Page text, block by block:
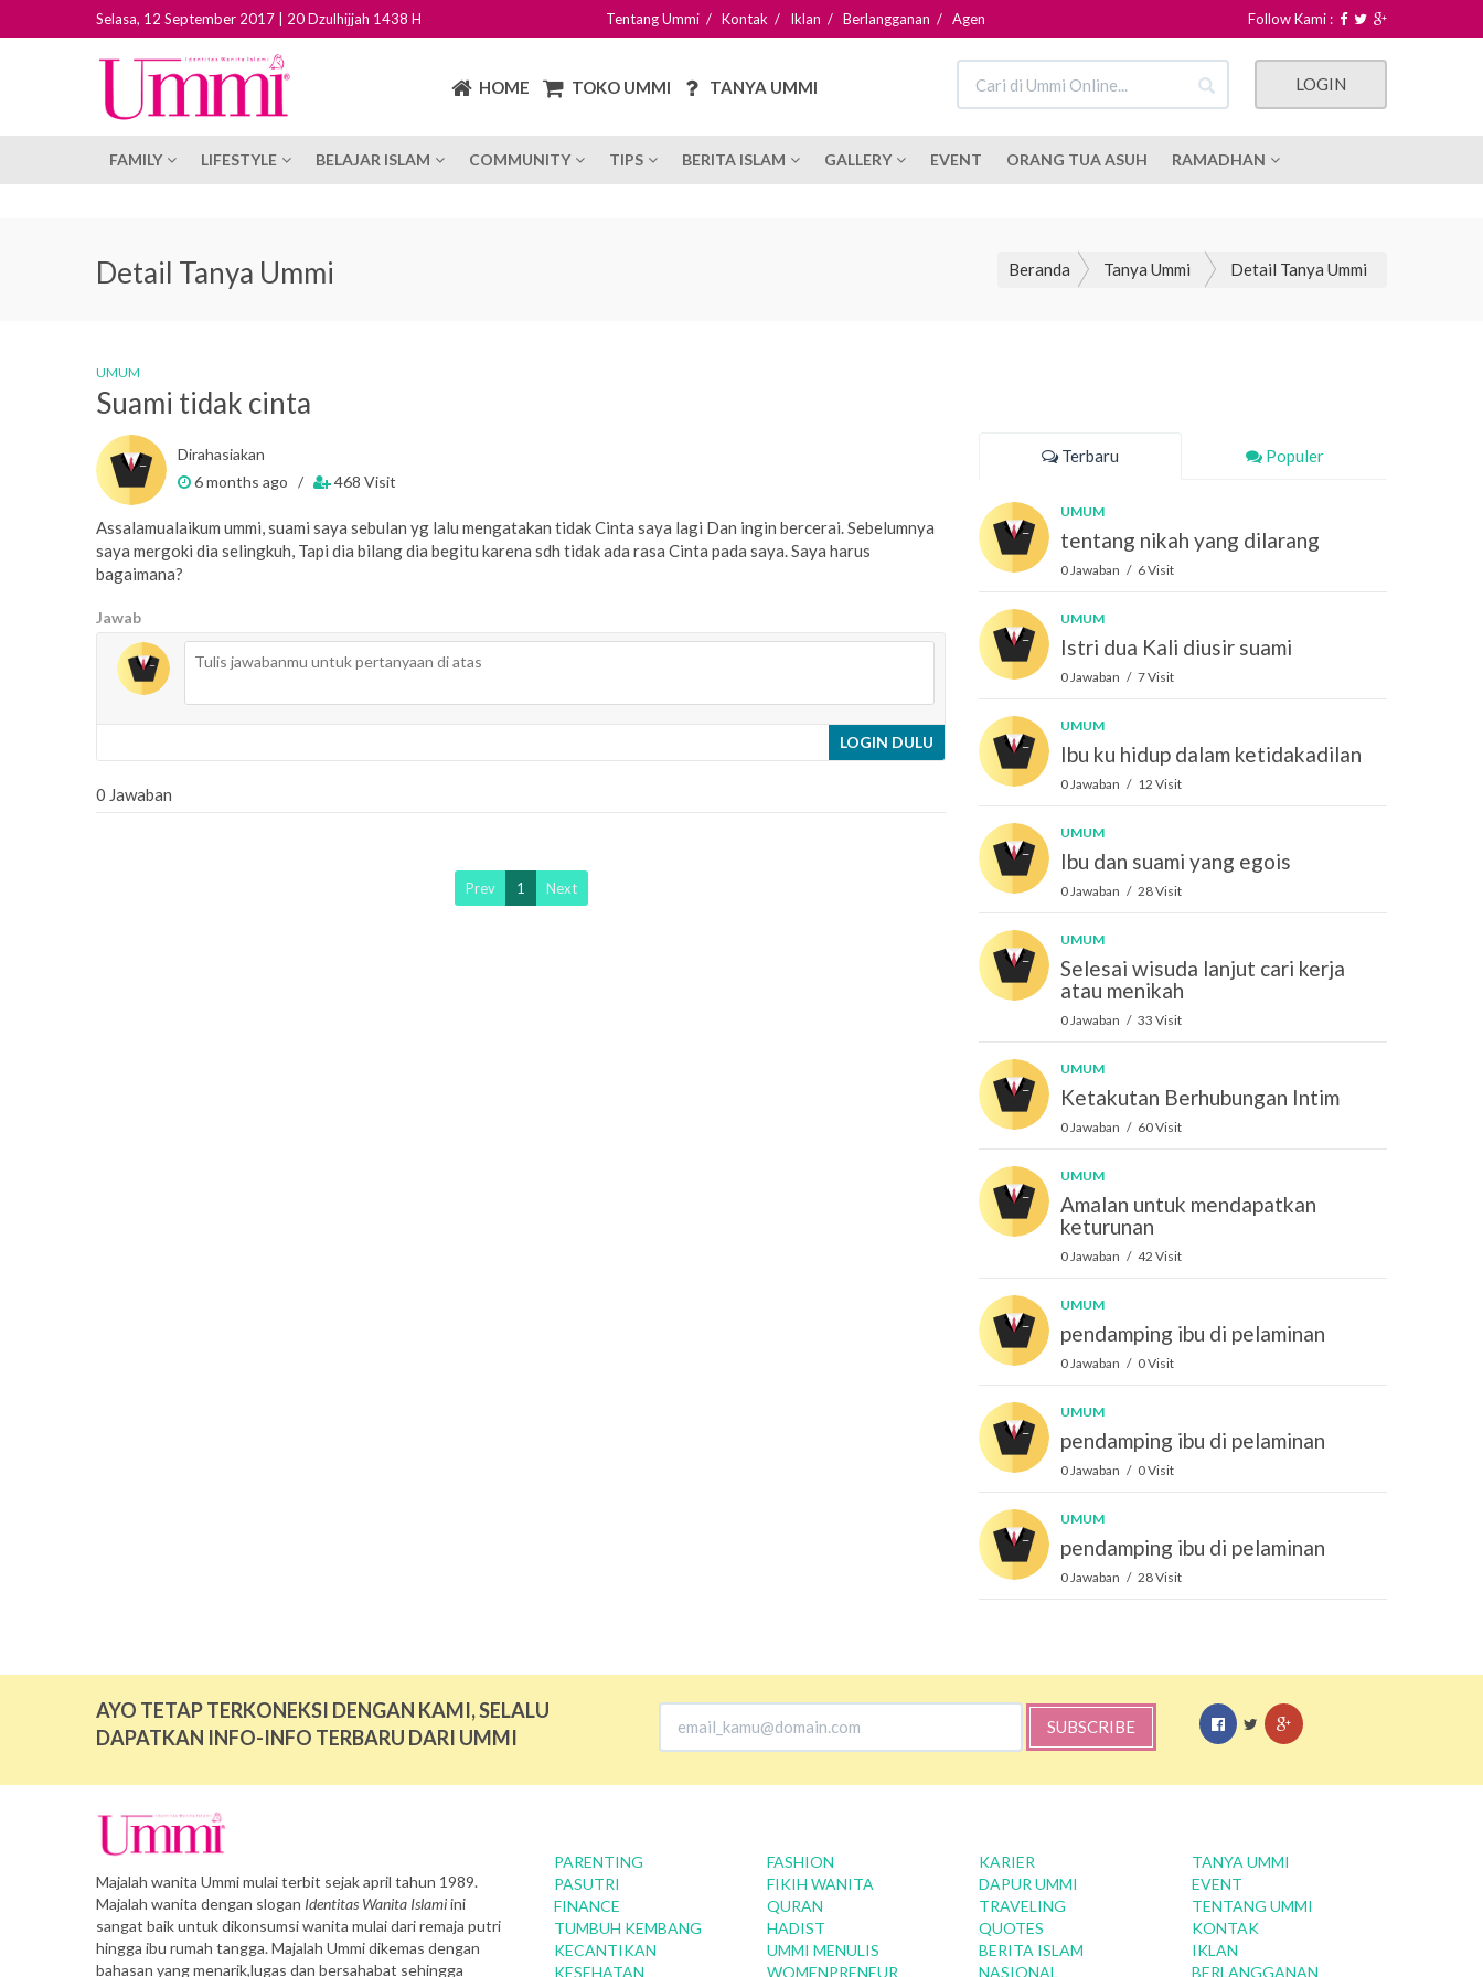
Selasa, 12 September 2017 | 20 Dzulhijjah 1438 H Tentang Ummi/ Kontak / Iklan / Berlangganan / Agen Follow Kami :
HOME TOKO UMMI TANYA UMMI LOGIN
FAMILY LIFESTYLE BELAJAR ISLAM COMMUNITY TIPS BERITA ISLAM GALLERY EVENT ORANG TUA ASUH RAMADHAN
Detail Tanya Ummi Beranda Tanya Ummi Detail Tanya Ummi
UMUM
Suami tidak cinta
Dirahasiakan
6 months ago /
468 Visit
Assalamualaikum ummi, suami saya sebulan yg lalu mengatakan tidak Cinta saya lagi Dan ingin bercerai. Sebelumnya
saya mergoki dia selingkuh, Tapi dia bilang dia begitu karena sdh tidak ada rasa Cinta pada saya. Saya harus
bagaimana?
Jawab
LOGIN DULU
0 Jawaban
Prev 1 Next
Terbaru Populer
UMUM
tentang nikah yang dilarang
0 Jawaban / 6 Visit
UMUM
Istri dua Kali diusir suami
0 Jawaban / 7 Visit
UMUM
Ibu ku hidup dalam ketidakadilan
0 Jawaban / 12 Visit
UMUM
Ibu dan suami yang egois
0 Jawaban / 28 Visit
UMUM
Selesai wisuda lanjut cari kerja
atau menikah
0 Jawaban / 33 Visit
UMUM
Ketakutan Berhubungan Intim
0 Jawaban / 60 Visit
UMUM
Amalan untuk mendapatkan
keturunan
0 Jawaban / 42 Visit
UMUM
pendamping ibu di pelaminan
0 Jawaban / 0 Visit
UMUM
pendamping ibu di pelaminan
0 Jawaban / 0 Visit
UMUM
pendamping ibu di pelaminan
0 Jawaban / 28 Visit
AYO TETAP TERKONEKSI DENGAN KAMI, SELALU
DAPATKAN INFO-INFO TERBARU DARI UMMI
SUBSCRIBE
Majalah wanita Ummi mulai terbit sejak april tahun 1989.
Majalah wanita dengan slogan Identitas Wanita Islamiini
sangat baik untuk dikonsumsi wanita mulai dari remaja putri
hingga ibu rumah tangga. Majalah Ummi dikemas dengan
bahasan yang menarik,lugas dan bersahabat sehingga
PARENTING
PASUTRI
FINANCE
TUMBUH KEMBANG
KECANTIKAN
KESEHATAN
FASHION
FIKIH WANITA
QURAN
HADIST
UMMI MENULIS
WOMENPRENEUR
KARIER
DAPUR UMMI
TRAVELING
QUOTES
BERITA ISLAM
NASIONAL
TANYA UMMI
EVENT
TENTANG UMMI
KONTAK
IKLAN
BERLANGGANAN